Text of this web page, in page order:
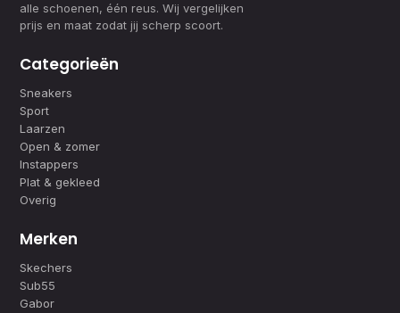
alle schoenen, één reus. Wij vergelijken
prijs en maat zodat jij scherp scoort.
Categorieën
Sneakers
Sport
Laarzen
Open & zomer
Instappers
Plat & gekleed
Overig
Merken
Skechers
Sub55
Gabor